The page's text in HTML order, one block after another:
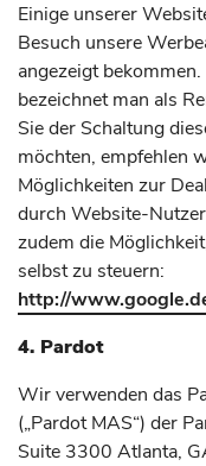
Einige unserer
Besuch unsere
angezeigt
bezeichnet man als
Sie der Schaltung
möchten, empfehlen
Möglichkeiten zur
durch Website-
zudem die
selbst zu steuern:
http://
4. Pardot
Wir verwenden das
(„Pardot MAS“) der
Suite 3300 Atlanta,